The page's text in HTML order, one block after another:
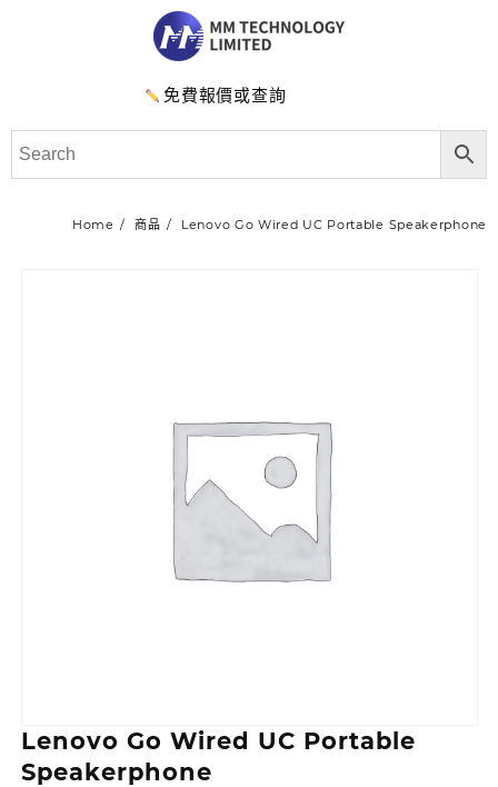
免費報價或查詢
Home 商品 Lenovo Go Wired UC Portable Speakerphone
Lenovo Go Wired UC Portable
Speakerphone